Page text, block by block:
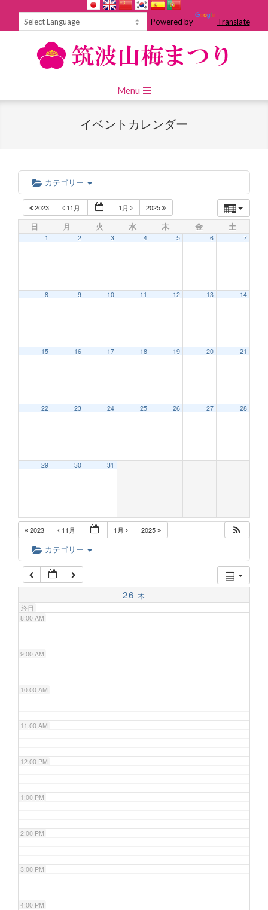
Powered by Translate
Navigation
Menu
イベントカレンダー
カテゴリー
2023 11月 1月 2025
日 月 火 水 木 金 土
1 2 3 4 5 6 7
8 9 10 11 12 13 14
15 16 17 18 19 20 21
22 23 24 25 26 27 28
29 30 31
2023 11月 1月 2025
カテゴリー
26 木
終日
2:00 AM
6:00 AM
7:00 AM
8:00 AM
9:00 AM
10:00 AM
11:00 AM
12:00 PM
1:00 PM
2:00 PM
3:00 PM
4:00 PM